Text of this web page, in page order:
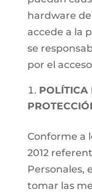
hardware
accede a la
se
por el
POLÍTICA
Conforme a
2012
Personales,
tomar las